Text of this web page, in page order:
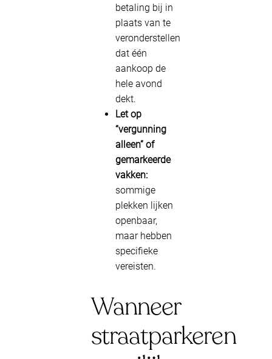
betaling bij in
plaats van te
veronderstellen
dat één
aankoop de
hele avond
dekt.
Let op
“vergunning
alleen” of
gemarkeerde
vakken:
sommige
plekken lijken
openbaar,
maar hebben
specifieke
vereisten.
Wanneer
straatparkeren